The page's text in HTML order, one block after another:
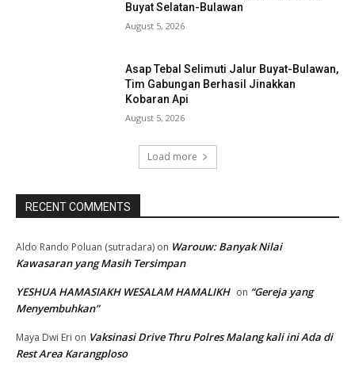
Buyat Selatan-Bulawan
August 5, 2026
Asap Tebal Selimuti Jalur Buyat-Bulawan,
Tim Gabungan Berhasil Jinakkan
Kobaran Api
August 5, 2026
Load more
RECENT COMMENTS
Aldo Rando Poluan (sutradara) on Warouw: Banyak Nilai
Kawasaran yang Masih Tersimpan
YESHUA HAMASIAKH WESALAM HAMALIKH on “Gereja yang
Menyembuhkan”
Maya Dwi Eri on Vaksinasi Drive Thru Polres Malang kali ini Ada di
Rest Area Karangploso